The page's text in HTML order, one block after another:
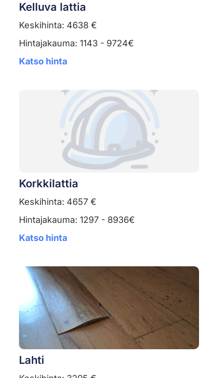
Kelluva lattia
Keskihinta: 4638 €
Hintajakauma: 1143 - 9724€
Katso hinta
Korkkilattia
Keskihinta: 4657 €
Hintajakauma: 1297 - 8936€
Katso hinta
Lahti